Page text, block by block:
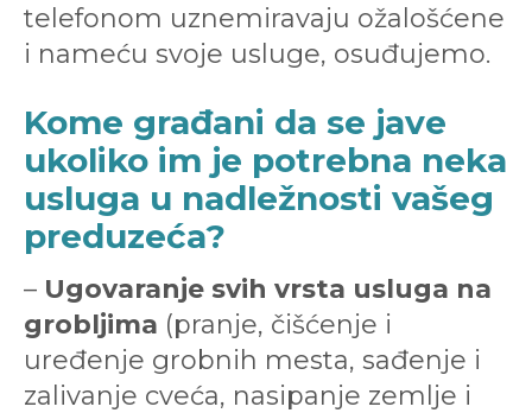
telefonom uznemiravaju ožalošćene
i nameću svoje usluge, osuđujemo.
Kome građani da se jave
ukoliko im je potrebna neka
usluga u nadležnosti vašeg
preduzeća?
– Ugovaranje svih vrsta usluga na
grobljima (pranje, čišćenje i
uređenje grobnih mesta, sađenje i
zalivanje cveća, nasipanje zemlje i